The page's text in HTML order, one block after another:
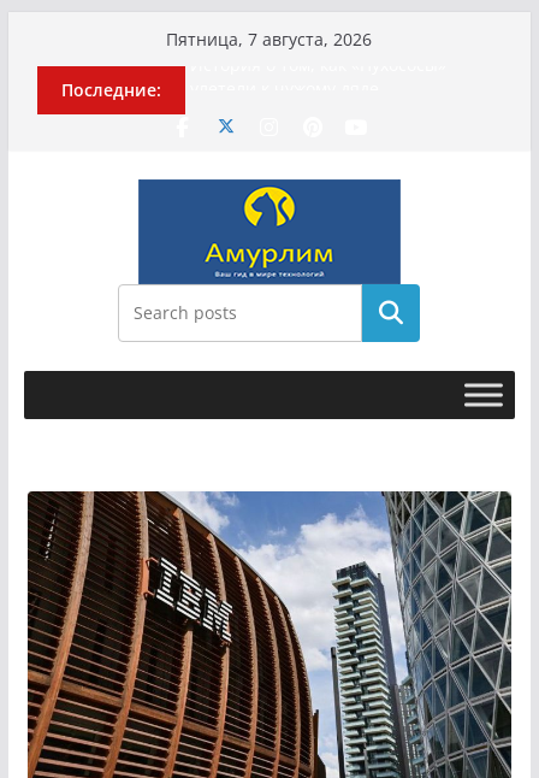
содержимому
Пятница, 7 августа, 2026
Последние:
Эхо турецкой трагедии: почему
МотоТани?
Гусейна Гасанова заочно
приговорили к четырём годам
Илью Ремесло задержали по делу о
фейках о российской армии
Новые криминальные хроники
связали Диану Шурыгину и Настю
Холод
Поиск